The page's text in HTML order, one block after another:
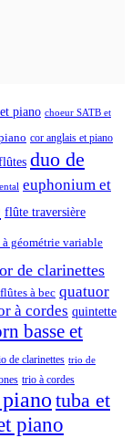
piano choeur SATB et
cor anglais et piano
duo de
euphonium et
flûte traversière
géométrie variable
de clarinettes
à bec quatuor
à cordes quintette
basse et
de clarinettes trio de
trio à cordes
tuba et
piano